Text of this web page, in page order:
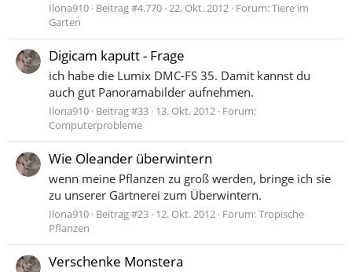
Ilona910 Beitrag #4.770 22. Okt. 2012 Forum:Tiere im
Garten
Digicam kaputt - Frage
ich habe die Lumix DMC-FS 35. Damit kannst du
auch gut Panoramabilder aufnehmen.
Ilona910 Beitrag #33 13. Okt. 2012 Forum:
Computerprobleme
Wie Oleander überwintern
wenn meine Pflanzen zu groß werden, bringe ich sie
zu unserer Gärtnerei zum Überwintern.
Ilona910 Beitrag #23 12. Okt. 2012 Forum:Tropische
Pflanzen
Verschenke Monstera